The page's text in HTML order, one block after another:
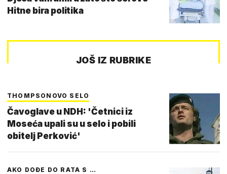
Hitne bira politika
JOŠ IZ RUBRIKE
THOMPSONOVO SELO
Čavoglave u NDH: 'Četnici iz
Moseća upali su u selo i pobili
obitelj Perković'
AKO DOĐE DO RATA S …